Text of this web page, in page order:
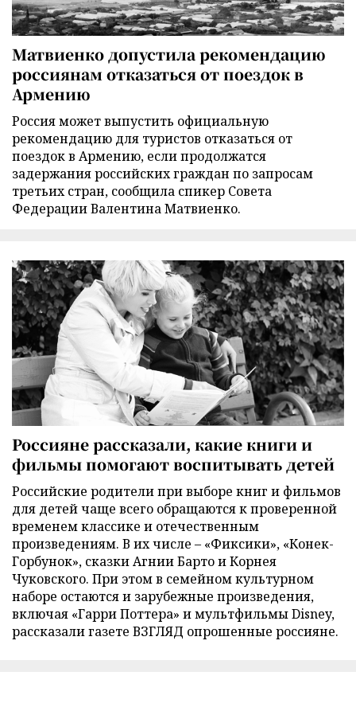
Матвиенко допустила рекомендацию
россиянам отказаться от поездок в
Армению
Россия может выпустить официальную
рекомендацию для туристов отказаться от
поездок в Армению, если продолжатся
задержания российских граждан по запросам
третьих стран, сообщила спикер Совета
Федерации Валентина Матвиенко.
Россияне рассказали, какие книги и
фильмы помогают воспитывать детей
Российские родители при выборе книг и фильмов
для детей чаще всего обращаются к проверенной
временем классике и отечественным
произведениям. В их числе – «Фиксики», «Конек-
Горбунок», сказки Агнии Барто и Корнея
Чуковского. При этом в семейном культурном
наборе остаются и зарубежные произведения,
включая «Гарри Поттера» и мультфильмы Disney,
рассказали газете ВЗГЛЯД опрошенные россияне.